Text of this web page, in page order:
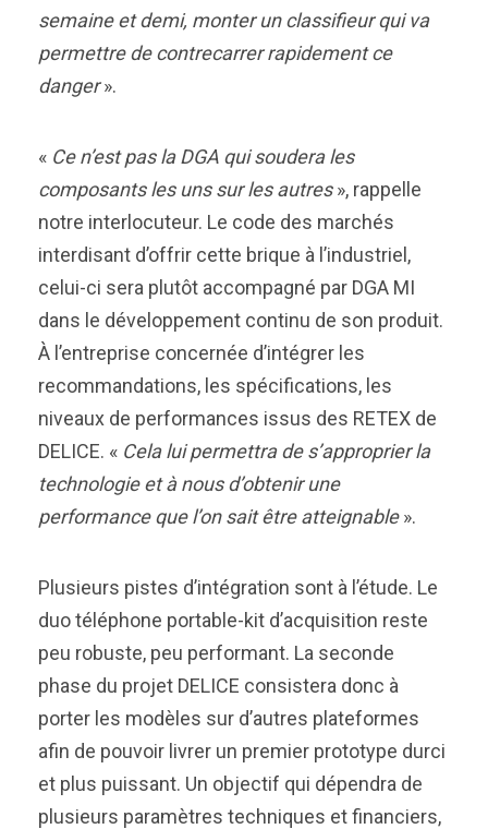
semaine et demi, monter un classifieur qui va
permettre de contrecarrer rapidement ce
danger».
« Ce n’est pas la DGA qui soudera les
composants les uns sur les autres», rappelle
notre interlocuteur. Le code des marchés
interdisant d’offrir cette brique à l’industriel,
celui-ci sera plutôt accompagné par DGA MI
dans le développement continu de son produit.
À l’entreprise concernée d’intégrer les
recommandations, les spécifications, les
niveaux de performances issus des RETEX de
DELICE. « Cela lui permettra de s’approprier la
technologie et à nous d’obtenir une
performance que l’on sait être atteignable».
Plusieurs pistes d’intégration sont à l’étude. Le
duo téléphone portable-kit d’acquisition reste
peu robuste, peu performant. La seconde
phase du projet DELICE consistera donc à
porter les modèles sur d’autres plateformes
afin de pouvoir livrer un premier prototype durci
et plus puissant. Un objectif qui dépendra de
plusieurs paramètres techniques et financiers,